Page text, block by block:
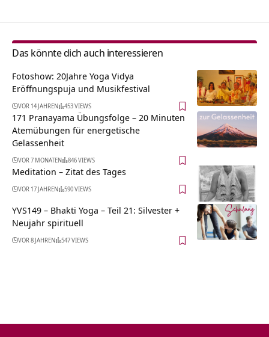
Das könnte dich auch interessieren
Fotoshow: 20Jahre Yoga Vidya
Eröffnungspuja und Musikfestival
VOR 14 JAHREN 453 VIEWS
171 Pranayama Übungsfolge – 20 Minuten
Atemübungen für energetische
Gelassenheit
VOR 7 MONATEN 846 VIEWS
Meditation – Zitat des Tages
VOR 17 JAHREN 590 VIEWS
YVS149 – Bhakti Yoga – Teil 21: Silvester +
Neujahr spirituell
VOR 8 JAHREN 547 VIEWS